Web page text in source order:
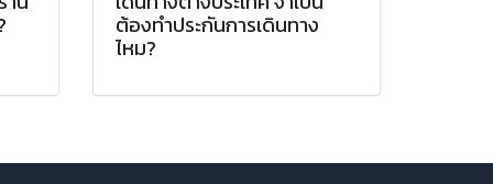
ต้องทำประกันการเดินทาง
ไหม?